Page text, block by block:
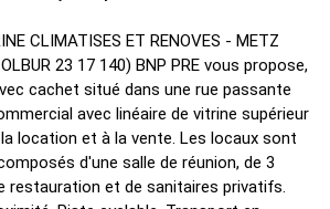
CLIMATISES ET RENOVES - METZ
OLBUR 23 17 140) BNP PRE vous propose,
cachet situé dans une rue passante
avec linéaire de vitrine supérieur
location et à la vente. Les locaux sont
d'une salle de réunion, de 3
restauration et de sanitaires privatifs.